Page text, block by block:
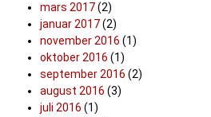
mars 2017(2)
januar 2017(2)
november 2016 (1)
oktober 2016 (1)
september 2016 (2)
august 2016 (3)
juli 2016 (1)